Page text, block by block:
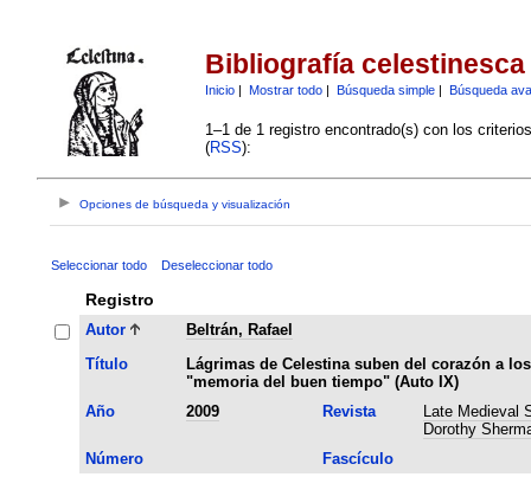
Bibliografía celestinesca
Inicio| Mostrar todo| Búsqueda simple| Búsqueda
1–1 de 1 registro encontrado(s) con los
(RSS):
Opciones de búsqueda y visualización
Seleccionar todo Deseleccionar todo
Registro
Autor
Beltrán, Rafael
Título
Lágrimas de Celestina suben del corazón a
"memoria del buen tiempo" (Auto IX)
Año
2009 Revista
Late Medieval
Dorothy
Número
Fascículo